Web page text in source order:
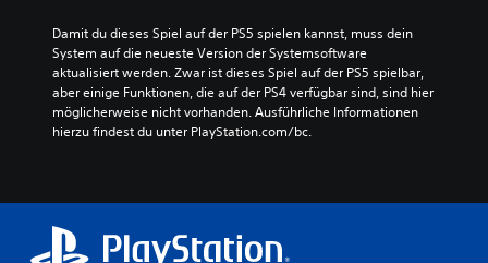
Damit du dieses Spiel auf der PS5 spielen kannst, muss dein
System auf die neueste Version der Systemsoftware
aktualisiert werden. Zwar ist dieses Spiel auf der PS5 spielbar,
aber einige Funktionen, die auf der PS4 verfügbar sind, sind hier
möglicherweise nicht vorhanden. Ausführliche Informationen
hierzu findest du unter PlayStation.com/bc.